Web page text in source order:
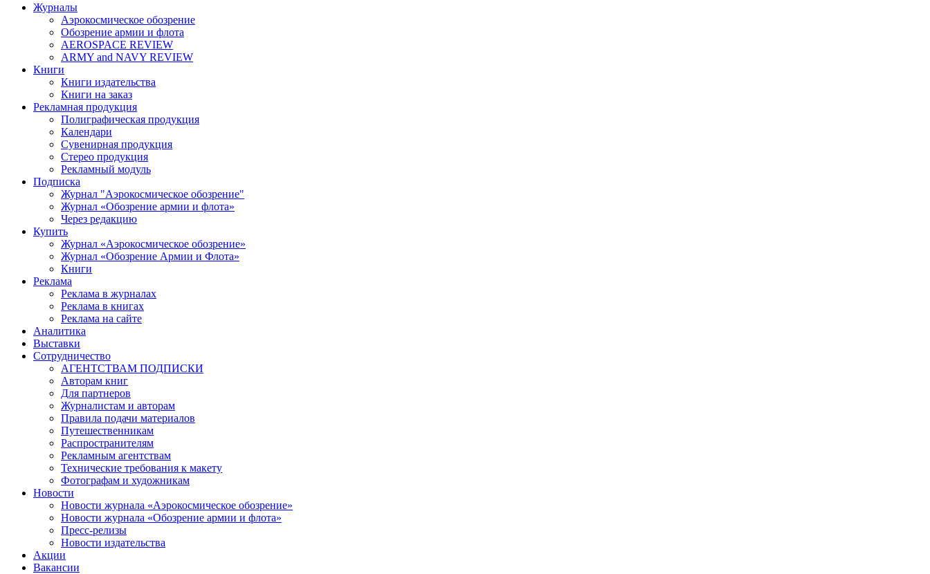
Журналы
Аэрокосмическое обозрение
Обозрение армии и флота
AEROSPACE REVIEW
ARMY and NAVY REVIEW
Книги
Книги издательства
Книги на заказ
Рекламная продукция
Полиграфическая продукция
Календари
Сувенирная продукция
Стерео продукция
Рекламный модуль
Подписка
Журнал "Аэрокосмическое обозрение"
Журнал «Обозрение армии и флота»
Через редакцию
Купить
Журнал «Аэрокосмическое обозрение»
Журнал «Обозрение Армии и Флота»
Книги
Реклама
Реклама в журналах
Реклама в книгах
Реклама на сайте
Аналитика
Выставки
Сотрудничество
АГЕНТСТВАМ ПОДПИСКИ
Авторам книг
Для партнеров
Журналистам и авторам
Правила подачи материалов
Путешественникам
Распространителям
Рекламным агентствам
Технические требования к макету
Фотографам и художникам
Новости
Новости журнала «Аэрокосмическое обозрение»
Новости журнала «Обозрение армии и флота»
Пресс-релизы
Новости издательства
Акции
Вакансии